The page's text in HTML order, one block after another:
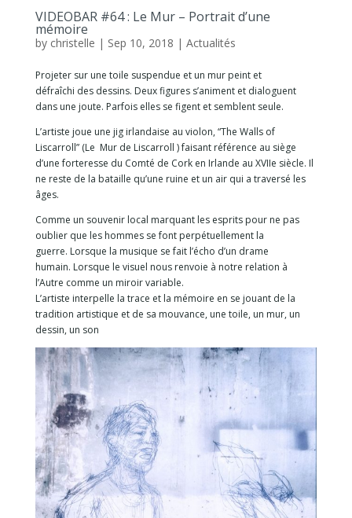
VIDEOBAR #64 : Le Mur – Portrait d’une
mémoire
by christelle | Sep 10, 2018 | Actualités
Projeter sur une toile suspendue et un mur peint et
défraîchi des dessins. Deux figures s’animent et dialoguent
dans une joute. Parfois elles se figent et semblent seule.
L’artiste joue une jig irlandaise au violon, “The Walls of
Liscarroll” (Le Mur de Liscarroll ) faisant référence au siège
d’une forteresse du Comté de Cork en Irlande au XVIIe siècle. Il
ne reste de la bataille qu’une ruine et un air qui a traversé les
âges.
Comme un souvenir local marquant les esprits pour ne pas
oublier que les hommes se font perpétuellement la
guerre. Lorsque la musique se fait l’écho d’un drame
humain. Lorsque le visuel nous renvoie à notre relation à
l’Autre comme un miroir variable.
L’artiste interpelle la trace et la mémoire en se jouant de la
tradition artistique et de sa mouvance, une toile, un mur, un
dessin, un son